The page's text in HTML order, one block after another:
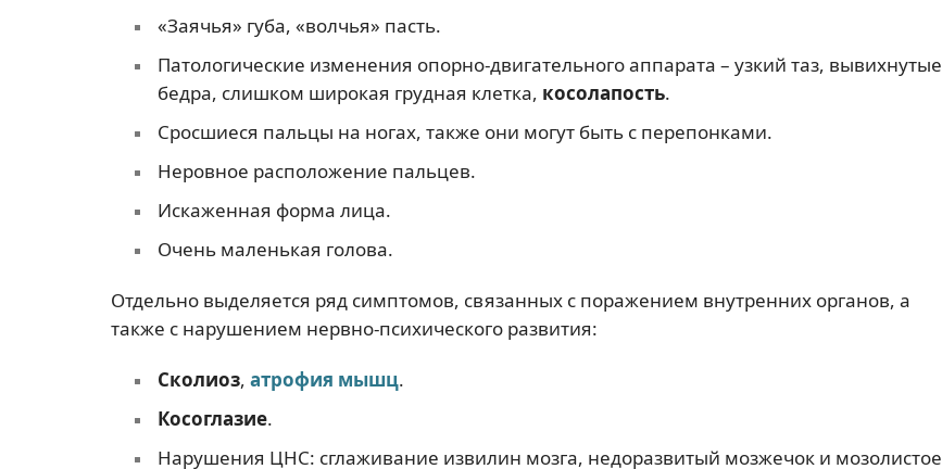
«Заячья» губа, «волчья» пасть.
Патологические изменения опорно-двигательного аппарата – узкий таз, вывихнутые
бедра, слишком широкая грудная клетка, косолапость.
Сросшиеся пальцы на ногах, также они могут быть с перепонками.
Неровное расположение пальцев.
Искаженная форма лица.
Очень маленькая голова.
Отдельно выделяется ряд симптомов, связанных с поражением внутренних органов, а
также с нарушением нервно-психического развития:
Сколиоз, атрофия мышц.
Косоглазие.
Нарушения ЦНС: сглаживание извилин мозга, недоразвитый мозжечок и мозолистое